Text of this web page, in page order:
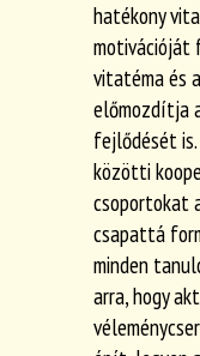
hatékony
motivációját
vitatéma és
előmozdítja
fejlődését is.
közötti
csoportokat
csapattá
minden
arra, hogy